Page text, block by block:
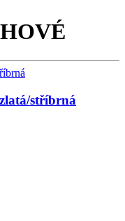
stříbrná